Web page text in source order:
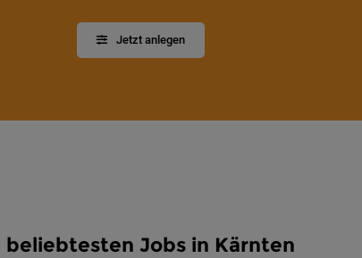
Jetzt anlegen
beliebtesten Jobs in Kärnten